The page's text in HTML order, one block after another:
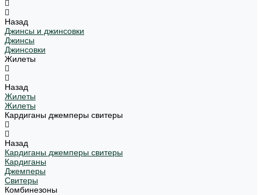
Назад
Джинсы и джинсовки
Джинсы
Джинсовки
Жилеты
Назад
Жилеты
Жилеты
Кардиганы джемперы свитеры
Назад
Кардиганы джемперы свитеры
Кардиганы
Джемперы
Свитеры
Комбинезоны